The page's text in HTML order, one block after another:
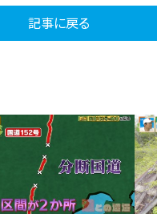
記事に戻る